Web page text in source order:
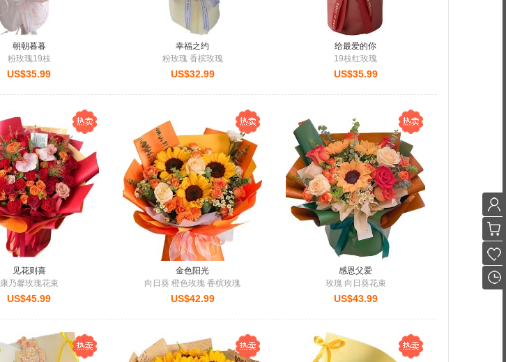
朝朝暮暮
粉玫瑰19枝
US$35.99
幸福之约
粉玫瑰 香槟玫瑰
US$32.99
给最爱的你
19枝红玫瑰
US$35.99
见花则喜
康乃馨玫瑰花束
US$45.99
金色阳光
向日葵 橙色玫瑰 香槟玫瑰
US$42.99
感恩父爱
玫瑰 向日葵花束
US$43.99